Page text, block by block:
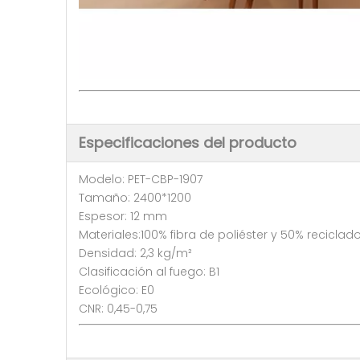
Especificaciones del producto
Modelo: PET-CBP-1907
Tamaño: 2400*1200
Espesor: 12 mm
Materiales:100% fibra de poliéster y 50%
Densidad: 2,3 kg/m²
Clasificación al fuego: B1
Ecológico: E0
CNR: 0,45-0,75